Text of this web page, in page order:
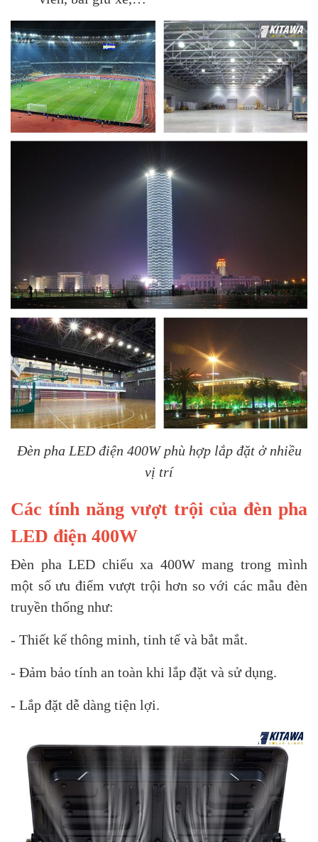
Đèn pha LED điện 400W phù hợp lắp đặt ở nhiều
vị trí
Các tính năng vượt trội của đèn pha
LED điện 400W
Đèn pha LED chiếu xa 400W mang trong mình
một số ưu điểm vượt trội hơn so với các mẫu đèn
truyền thống như:
- Thiết kế thông minh, tinh tế và bắt mắt.
- Đảm bảo tính an toàn khi lắp đặt và sử dụng.
- Lắp đặt dễ dàng tiện lợi.